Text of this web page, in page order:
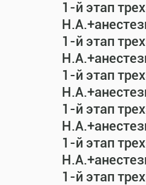
1-й этап
1-й этап
1-й этап
1-й этап
1-й этап
1-й этап